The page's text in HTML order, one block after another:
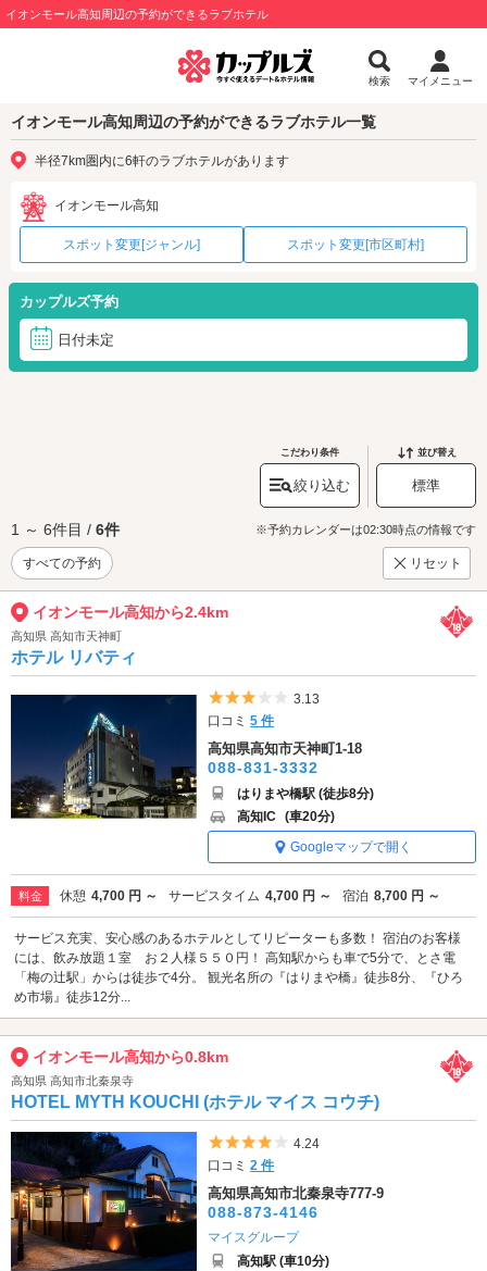
イオンモール高知周辺の予約ができるラブホテル
検索 マイメニュー
イオンモール高知周辺の予約ができるラブホテル一覧
半径7km圏内に6軒のラブホテルがあります
イオンモール高知
スポット変更[ジャンル] スポット変更[市区町村]
カップルズ予約
日付未定
こだわり条件
絞り込む
並び替え
標準
1 ～ 6件目 / 6件 ※予約カレンダーは02:30時点の情報です
すべての予約 リセット
イオンモール高知から2.4km
高知県 高知市天神町
ホテル リバティ
5つ星のうち3
3.13
口コミ5 件
高知県高知市天神町1-18
088-831-3332
はりまや橋駅 (徒歩8分)
高知IC (車20分)
Googleマップで開く
料金 休憩 4,700 円 ～ サービスタイム 4,700 円 ～ 宿泊 8,700 円 ～
サービス充実、安心感のあるホテルとしてリピーターも多数！ 宿泊のお客様
には、飲み放題１室 お２人様５５０円！ 高知駅からも車で5分で、とさ電
「梅の辻駅」からは徒歩で4分。 観光名所の『はりまや橋』徒歩8分、『ひろ
め市場』徒歩12分...
イオンモール高知から0.8km
高知県 高知市北秦泉寺
HOTEL MYTH KOUCHI (ホテル マイス コウチ)
5つ星のうち4
4.24
口コミ2 件
高知県高知市北秦泉寺777-9
088-873-4146
マイスグループ
高知駅 (車10分)